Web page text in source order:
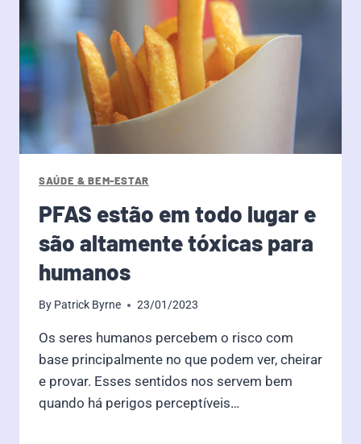
SAÚDE & BEM-ESTAR
PFAS estão em todo lugar e
são altamente tóxicas para
humanos
By Patrick Byrne 23/01/2023
Os seres humanos percebem o risco com
base principalmente no que podem ver, cheirar
e provar. Esses sentidos nos servem bem
quando há perigos perceptíveis…